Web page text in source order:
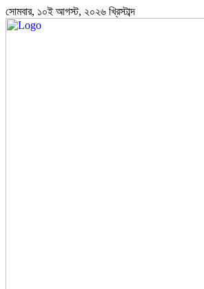
সোমবার, ১০ই আগস্ট, ২০২৬ খ্রিস্টাব্দ